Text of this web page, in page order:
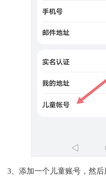
3、添加一个儿童账号，然